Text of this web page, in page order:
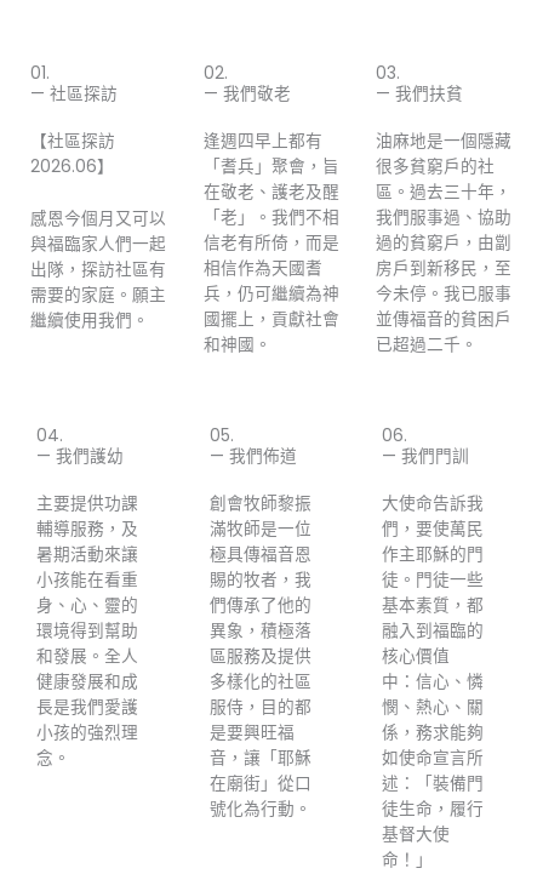
01.
— 社區探訪
【社區探訪
2026.06】
感恩今個月又可以
與福臨家人們一起
出隊，探訪社區有
需要的家庭。願主
繼續使用我們。
02.
— 我們敬老
逢週四早上都有
「耆兵」聚會，旨
在敬老、護老及醒
「老」。我們不相
信老有所倚，而是
相信作為天國耆
兵，仍可繼續為神
國擺上，貢獻社會
和神國。
03.
— 我們扶貧
油麻地是一個隱藏
很多貧窮戶的社
區。過去三十年，
我們服事過、協助
過的貧窮戶，由劏
房戶到新移民，至
今未停。我已服事
並傳福音的貧困戶
已超過二千。
04.
— 我們護幼
主要提供功課
輔導服務，及
暑期活動來讓
小孩能在看重
身、心、靈的
環境得到幫助
和發展。全人
健康發展和成
長是我們愛護
小孩的強烈理
念。
05.
— 我們佈道
創會牧師黎振
滿牧師是一位
極具傳福音恩
賜的牧者，我
們傳承了他的
異象，積極落
區服務及提供
多樣化的社區
服侍，目的都
是要興旺福
音，讓「耶穌
在廟街」從口
號化為行動。
06.
— 我們門訓
大使命告訴我
們，要使萬民
作主耶穌的門
徒。門徒一些
基本素質，都
融入到福臨的
核心價值
中：信心、憐
憫、熱心、關
係，務求能夠
如使命宣言所
述：「裝備門
徒生命，履行
基督大使
命！」